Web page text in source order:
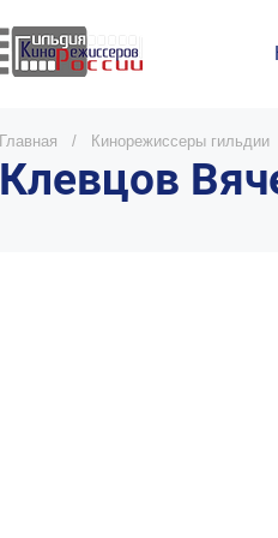
Главная / Кинорежиссеры гильдии
Клевцов